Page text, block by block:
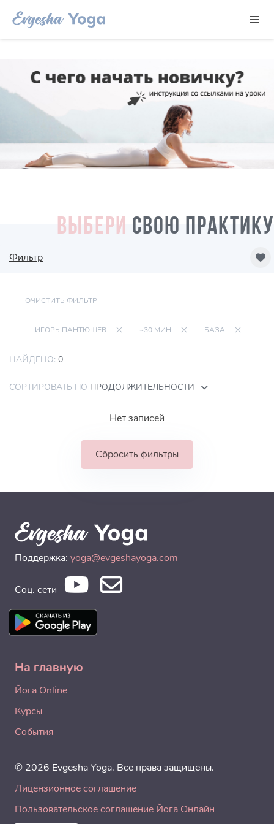
ВЫБЕРИ СВОЮ ПРАКТИКУ
Фильтр
ОЧИСТИТЬ ФИЛЬТР
ИГОРЬ ПАНТЮШЕВ ~30 МИН БАЗА
НАЙДЕНО: 0
СОРТИРОВАТЬ ПО ПРОДОЛЖИТЕЛЬНОСТИ
Нет записей
Сбросить фильтры
Поддержка: yoga@evgeshayoga.com
Соц. сети
На главную
Йога Online
Курсы
События
© 2026 Evgesha Yoga. Все права защищены.
Лицензионное соглашение
Пользовательское соглашение Йога Онлайн